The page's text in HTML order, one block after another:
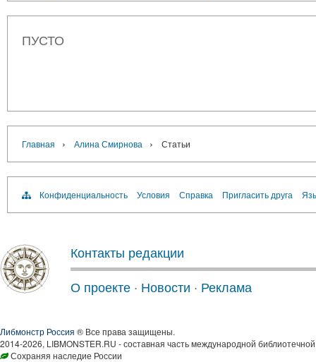
ПУСТО
Главная › Алина Смирнова › Статьи
Конфиденциальность Условия Справка Пригласить друга
Контакты редакции
О проекте · Новости · Реклама
Либмонстр Россия ® Все права защищены.
2014-2026, LIBMONSTER.RU - составная часть международной
Сохраняя наследие России